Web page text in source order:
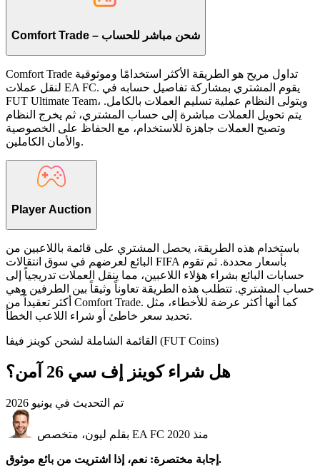
Comfort Trade – شحن مباشر للحساب
Comfort Trade تداول مريح هو الطريقة الأكثر استخدامًا وموثوقية
لنقل عملات EA FC. يقوم المشتري بمشاركة تفاصيل حسابه في
FUT Ultimate Team، ويتولى النظام عملية تسليم العملات بالكامل.
يتم تحويل العملات مباشرة إلى حساب المشتري، ثم يخرج النظام
وتصبح العملات جاهزة للاستخدام، مع الحفاظ على الخصوصية
والأمان الكاملين.
Player Auction
باستخدام هذه الطريقة، يحصل المشتري على قائمة باللاعبين من
البائع لعرضهم في سوق انتقالات FIFA بأسعار محددة. ثم تقوم
حسابات البائع بشراء هؤلاء اللاعبين، مما ينقل العملات تدريجياً إلى
حساب المشتري. تتطلب هذه الطريقة تعاوناً وثيقاً بين الطرفين وهي
أكثر تعقيداً من Comfort Trade. كما أنها أكثر عرضة للأخطاء، مثل
تحديد سعر خاطئ أو شراء اللاعب الخطأ.
القائمة الشاملة لشحن كوينز فيفا (FUT Coins)
هل شراء كوينز إف سي 26 آمن؟
تم التحديث في يونيو 2026
بقلم ليون، متخصص EA FC منذ 2020
إجابة مختصرة: نعم، إذا اشتريت من بائع موثوق.